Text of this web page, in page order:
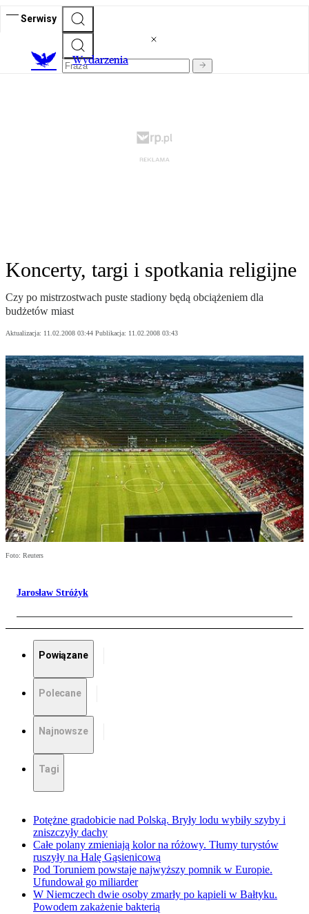
Serwisy
Wydarzenia
Koncerty, targi i spotkania religijne
Czy po mistrzostwach puste stadiony będą obciążeniem dla
budżetów miast
Aktualizacja: 11.02.2008 03:44 Publikacja: 11.02.2008 03:43
Foto: Reuters
Jarosław Stróżyk
Powiązane
Polecane
Najnowsze
Tagi
Potężne gradobicie nad Polską. Bryły lodu wybiły szyby i
zniszczyły dachy
Całe polany zmieniają kolor na różowy. Tłumy turystów
ruszyły na Halę Gąsienicową
Pod Toruniem powstaje najwyższy pomnik w Europie.
Ufundował go miliarder
W Niemczech dwie osoby zmarły po kąpieli w Bałtyku.
Powodem zakażenie bakterią